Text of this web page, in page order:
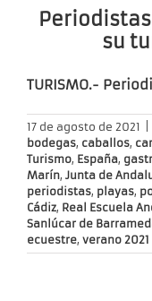
su
TURISMO.-
17 de agosto de 2021
bodegas, caballos,
Turismo, España,
Marín, Junta de
periodistas, playas,
Cádiz, Real Escuela
Sanlúcar de
ecuestre, verano 2021